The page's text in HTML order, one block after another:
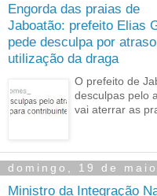
Engorda das praias de
Jaboatão: prefeito Elias
pede desculpa por
utilização da draga
O prefeito de
desculpas pelo
vai aterrar as
domingo, 19 de
Ministro da Integração